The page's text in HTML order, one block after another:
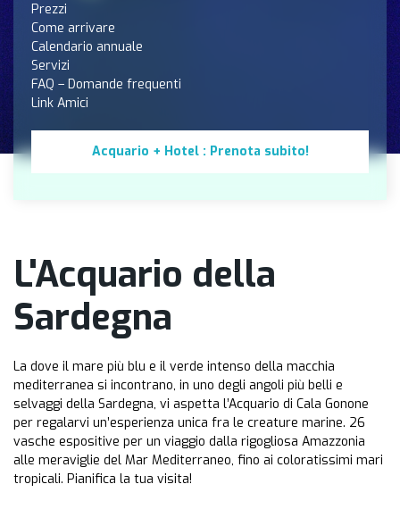
Prezzi
Come arrivare
Calendario annuale
Servizi
FAQ – Domande frequenti
Link Amici
Acquario + Hotel : Prenota subito!
L'Acquario della
Sardegna
La dove il mare più blu e il verde intenso della macchia
mediterranea si incontrano, in uno degli angoli più belli e
selvaggi della Sardegna, vi aspetta l’Acquario di Cala Gonone
per regalarvi un’esperienza unica fra le creature marine. 26
vasche espositive per un viaggio dalla rigogliosa Amazzonia
alle meraviglie del Mar Mediterraneo, fino ai coloratissimi mari
tropicali. Pianifica la tua visita!